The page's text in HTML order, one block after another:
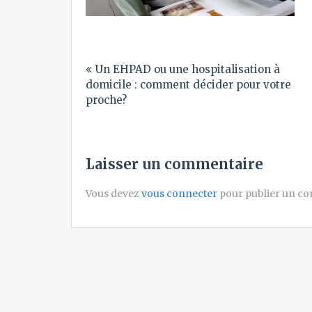
de
l’article
Un EHPAD ou une hospitalisation à
domicile : comment décider pour votre
proche?
Laisser un commentaire
Vous devezvous connecter pour publier un